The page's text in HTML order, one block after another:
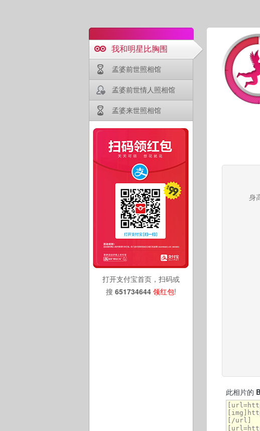
我和明星比胸围
孟婆前世照相馆
孟婆前世情人照相馆
孟婆来世照相馆
打开支付宝首页，扫码或
搜 651734644 领红包!
身
此相片的